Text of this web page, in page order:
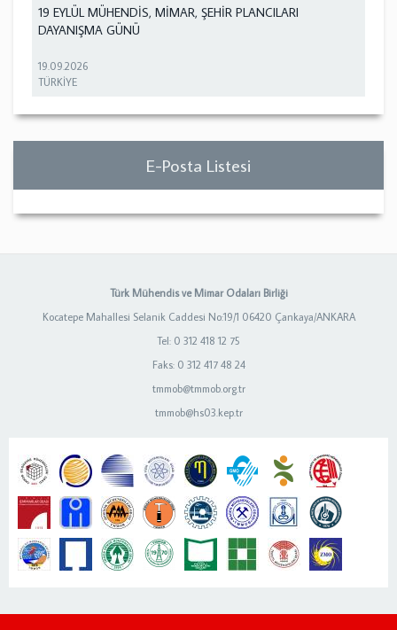
19 EYLÜL MÜHENDİS, MİMAR, ŞEHİR PLANCILARI
DAYANIŞMA GÜNÜ
19.09.2026
TÜRKİYE
E-Posta Listesi
Türk Mühendis ve Mimar Odaları Birliği
Kocatepe Mahallesi Selanik Caddesi No:19/1 06420 Çankaya/ANKARA
Tel: 0 312 418 12 75
Faks: 0 312 417 48 24
tmmob@tmmob.org.tr
tmmob@hs03.kep.tr